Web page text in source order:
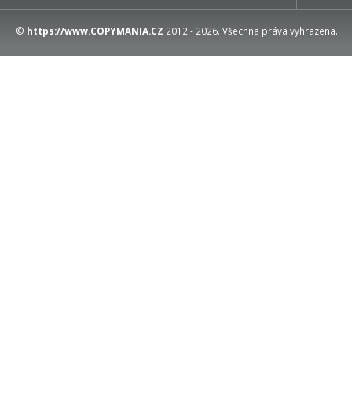
© https://www.COPYMANIA.CZ 2012 - 2026. Všechna práva vyhrazena.